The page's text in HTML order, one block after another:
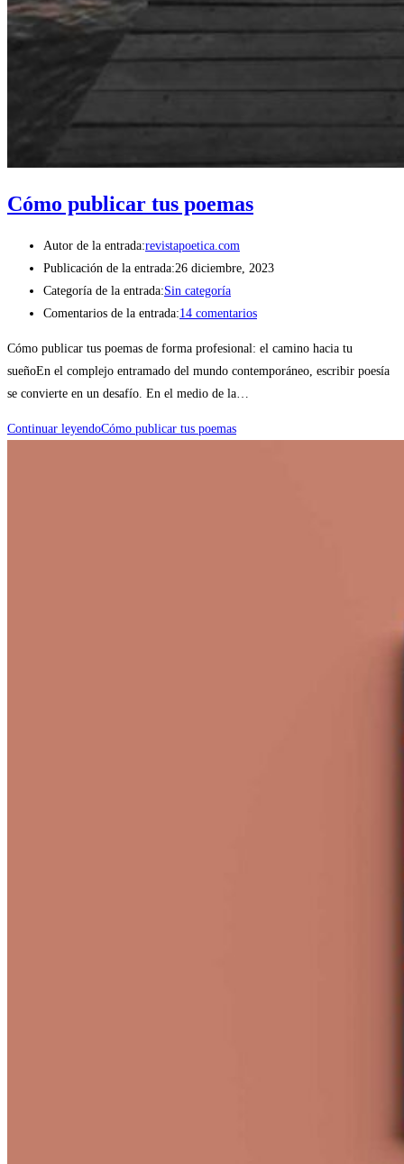
Cómo publicar tus poemas
Autor de la entrada:revistapoetica.com
Publicación de la entrada:26 diciembre, 2023
Categoría de la entrada:Sin categoría
Comentarios de la entrada:14 comentarios
Cómo publicar tus poemas de forma profesional: el camino hacia tu
sueñoEn el complejo entramado del mundo contemporáneo, escribir poesía
se convierte en un desafío. En el medio de la…
Continuar leyendoCómo publicar tus poemas